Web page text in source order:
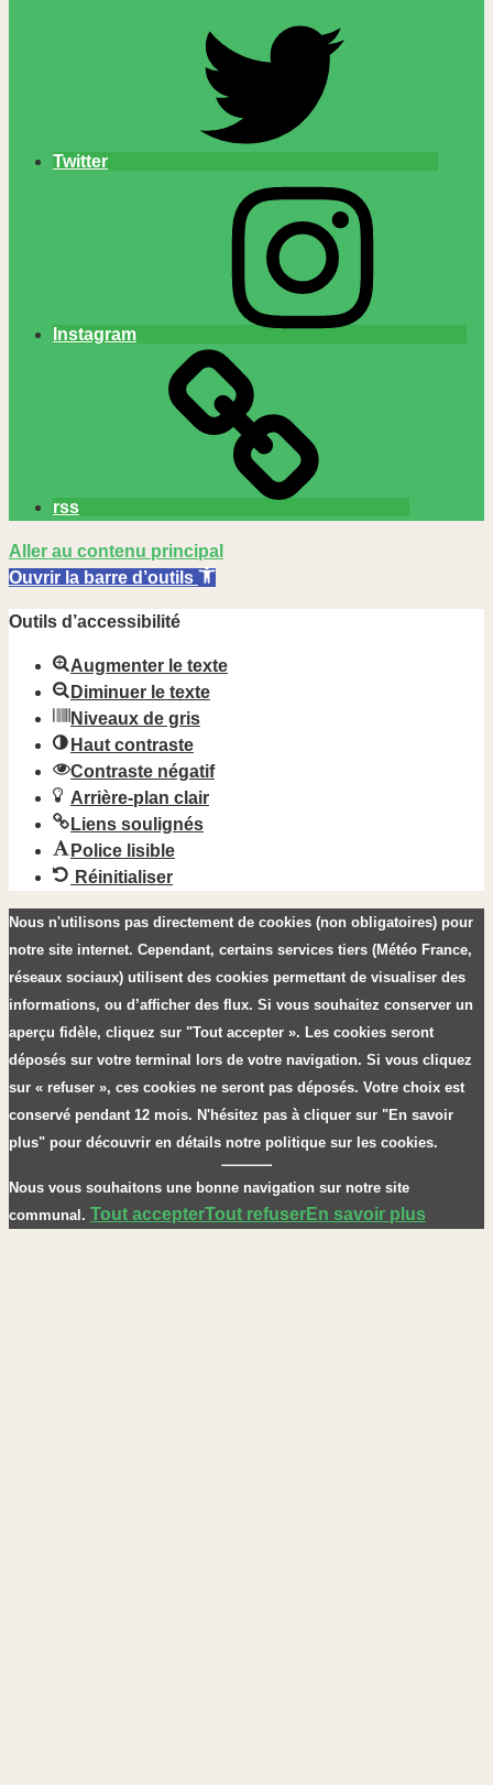
Twitter
Instagram
rss
Aller au contenu principal
Ouvrir la barre d’outils
Outils d’accessibilité
Augmenter le texte
Diminuer le texte
Niveaux de gris
Haut contraste
Contraste négatif
Arrière-plan clair
Liens soulignés
Police lisible
Réinitialiser
Nous n'utilisons pas directement de cookies (non obligatoires) pour
notre site internet. Cependant, certains services tiers (Météo France,
réseaux sociaux) utilisent des cookies permettant de visualiser des
informations, ou d’afficher des flux. Si vous souhaitez conserver un
aperçu fidèle, cliquez sur "Tout accepter ». Les cookies seront
déposés sur votre terminal lors de votre navigation. Si vous cliquez
sur « refuser », ces cookies ne seront pas déposés. Votre choix est
conservé pendant 12 mois. N'hésitez pas à cliquer sur "En savoir
plus" pour découvrir en détails notre politique sur les cookies.
Nous vous souhaitons une bonne navigation sur notre site
communal. Tout accepterTout refuserEn savoir plus